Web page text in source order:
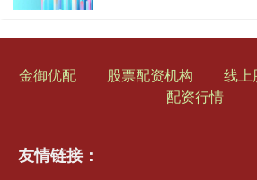
金御优配 股票配资机构 线上
配资行情
友情链接：